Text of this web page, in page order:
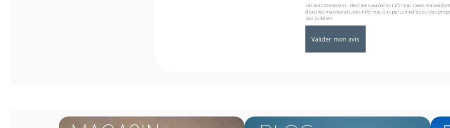
Les avis contenant : des liens ou codes informatiques
d'autres marchands, des informations personnelles ou des
pas publiés.